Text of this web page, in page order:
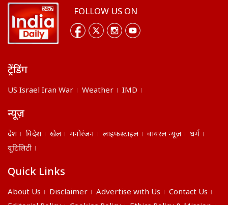
FOLLOW US ON
ट्रेंडिंग
US Israel Iran War Weather IMD
न्यूज़
देश विदेश खेल मनोरंजन लाइफस्टाइल वायरल न्यूज़
धर्म
यूटिलिटी
Quick Links
About Us Disclaimer Advertise with Us
Contact Us